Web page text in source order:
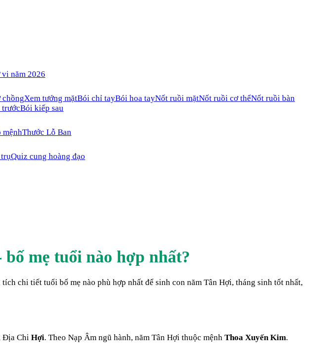
vi năm 2026
chồngXem tướng mặtBói chỉ tayBói hoa tayNốt ruồi mặtNốt ruồi cơ thểNốt ruồi bàn
Bói kiếp sau
mệnhThước Lỗ Ban
Quiz cung hoàng đạo
bố mẹ tuổi nào hợp nhất?
tích chi tiết tuổi bố mẹ nào phù hợp nhất để sinh con năm Tân Hợi, tháng sinh tốt nhất,
Địa Chi Hợi. Theo Nạp Âm ngũ hành, năm Tân Hợi thuộc mệnh Thoa Xuyến Kim.